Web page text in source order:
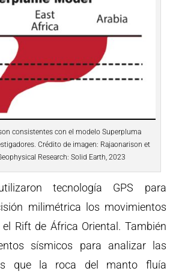
consistentes con el modelo Superpluma
Crédito de imagen: Rajaonarison et
Research: Solid Earth, 2023
tecnología GPS para
milimétrica los movimientos
Rift de África Oriental. También
sísmicos para analizar las
que la roca del manto fluía